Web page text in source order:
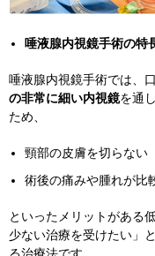
唾液腺内視鏡手術の特
唾液腺内視鏡手術では、
の非常に細い内視鏡を通
ため、
頸部の皮膚を切らない
術後の痛みや腫れが比
といったメリットがある
少ない治療を受けたい」